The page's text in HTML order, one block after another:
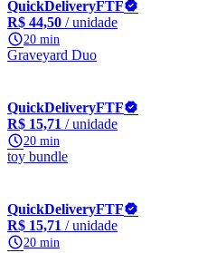
QuickDeliveryFTF
R$ 44,50 / unidade
20 min
Graveyard Duo
QuickDeliveryFTF
R$ 15,71 / unidade
20 min
toy bundle
QuickDeliveryFTF
R$ 15,71 / unidade
20 min